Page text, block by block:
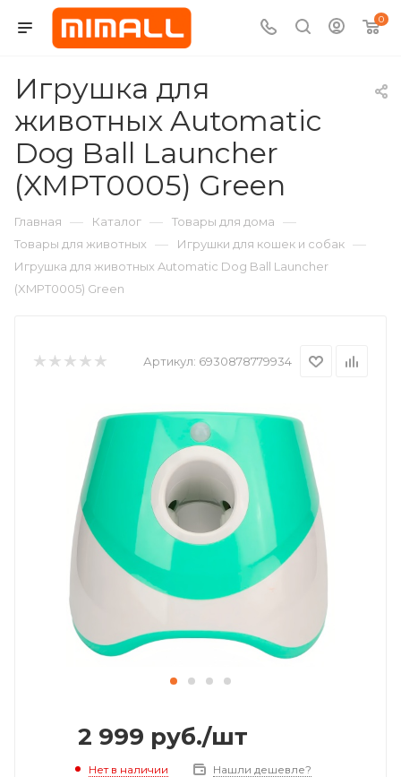
0
Игрушка для
животных Automatic
Dog Ball Launcher
(XMPT0005) Green
Главная — Каталог — Товары для дома —
Товары для животных — Игрушки для кошек и собак —
Игрушка для животных Automatic Dog Ball Launcher
(XMPT0005) Green
Артикул: 6930878779934
2 999 руб./шт
Нет в наличии Нашли дешевле?